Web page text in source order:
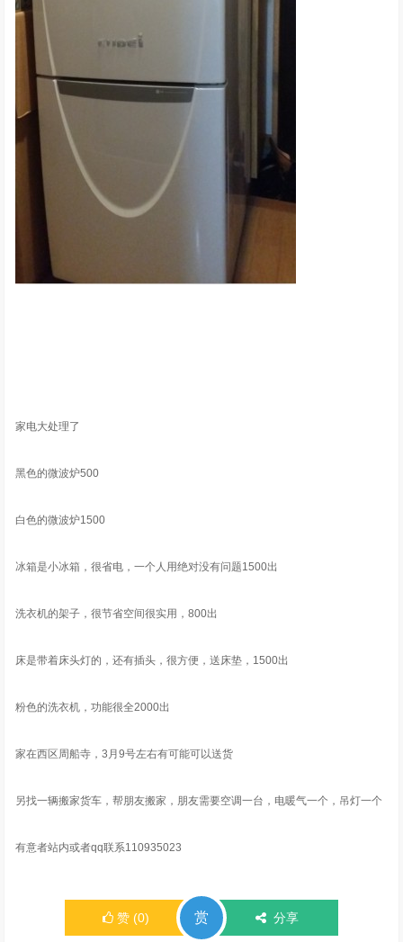
家电大处理了
黑色的微波炉500
白色的微波炉1500
冰箱是小冰箱，很省电，一个人用绝对没有问题1500出
洗衣机的架子，很节省空间很实用，800出
床是带着床头灯的，还有插头，很方便，送床垫，1500出
粉色的洗衣机，功能很全2000出
家在西区周船寺，3月9号左右有可能可以送货
另找一辆搬家货车，帮朋友搬家，朋友需要空调一台，电暖气一个，吊灯一个
有意者站内或者qq联系110935023
赞 (0) 赏 分享